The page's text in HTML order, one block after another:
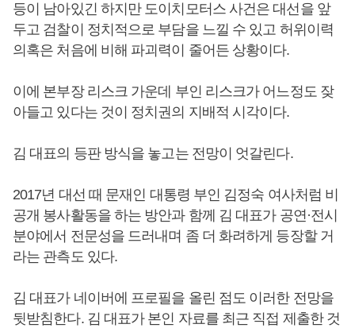
등이 남아있긴 하지만 도이치모터스 사건은 대선을 앞
두고 검찰이 정치적으로 부담을 느낄 수 있고 허위이력
의혹은 처음에 비해 파괴력이 줄어든 상황이다.
이에 본부장 리스크 가운데 부인 리스크가 어느정도 잦
아들고 있다는 것이 정치권의 지배적 시각이다.
김 대표의 등판 방식을 놓고는 전망이 엇갈린다.
2017년 대선 때 문재인 대통령 부인 김정숙 여사처럼 비
공개 봉사활동을 하는 방안과 함께 김 대표가 공연·전시
분야에서 전문성을 드러내며 좀 더 화려하게 등장할 거
라는 관측도 있다.
김 대표가 네이버에 프로필을 올린 점도 이러한 전망을
뒷받침한다. 김 대표가 본인 자료를 최근 직접 제출한 것